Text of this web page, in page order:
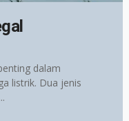
dalam
listrik. Dua jenis